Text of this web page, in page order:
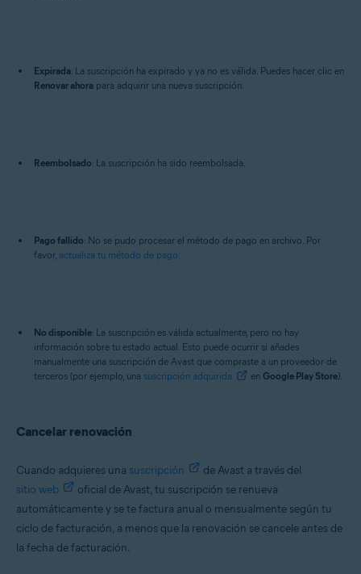
Expirada: La suscripción ha expirado y ya no es válida. Puedes hacer clic en
Renovar ahora para adquirir una nueva suscripción.
Reembolsado: La suscripción ha sido reembolsada.
Pago fallido: No se pudo procesar el método de pago en archivo. Por
favor, actualiza tu método de pago.
No disponible: La suscripción es válida actualmente, pero no hay
información sobre tu estado actual. Esto puede ocurrir si añades
manualmente una suscripción de Avast que compraste a un proveedor de
terceros (por ejemplo, una suscripción adquirida en Google Play Store).
Cancelar renovación
Cuando adquieres una suscripción
de Avast a través del
sitio web
oficial de Avast, tu suscripción se renueva
automáticamente y se te factura anual o mensualmente según tu
ciclo de facturación, a menos que la renovación se cancele antes de
la fecha de facturación.